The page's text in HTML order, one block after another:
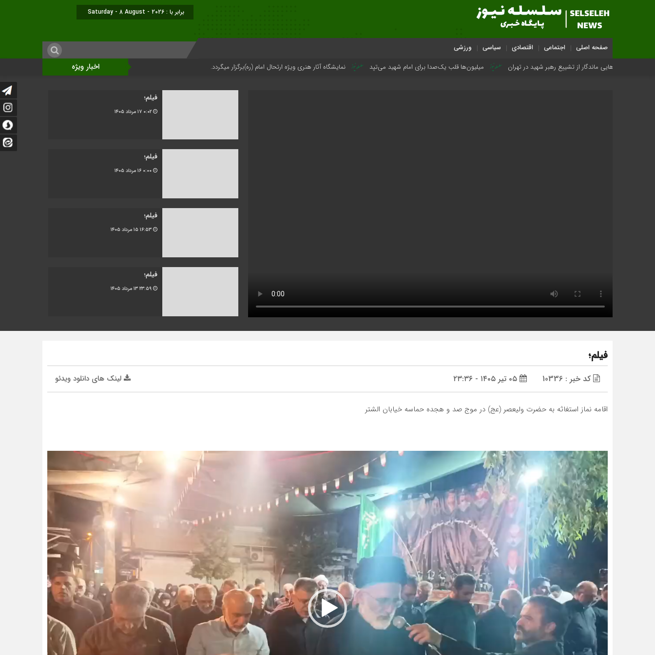
برابر با : Saturday - 8 August - 2026
صفحه اصلی اجتماعی اقتصادی سیاسی ورزشی
اخبار ویژه ماندگار از تشییع رهبر شهید در تهران میلیون‌ها قلب یک‌صدا برای امام شهید می‌تپد نمایشگاه آثار هنری ویژه ارتحال امام (ره)برگزار میگردد.
فیلم؛
۰:۰۲ ۱۷ مرداد ۱۴۰۵
فیلم؛
۰:۰۰ ۱۶ مرداد ۱۴۰۵
فیلم؛
۱۶:۵۳ ۱۵ مرداد ۱۴۰۵
فیلم؛
۲۳:۵۹ ۱۳ مرداد ۱۴۰۵
فیلم؛
کد خبر : 10336 لینک های دانلود ویدئو
اقامه نماز استغاثه به حضرت ولیعصر (عج) در موج صد و هجده حماسه خیابان الشتر
نمایشگر
ویدیو